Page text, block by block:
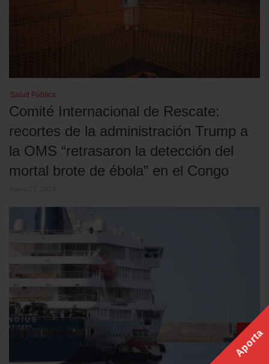
Salud Pública
Comité Internacional de Rescate:
recortes de la administración Trump a
la OMS “retrasaron la detección del
mortal brote de ébola” en el Congo
Aporta